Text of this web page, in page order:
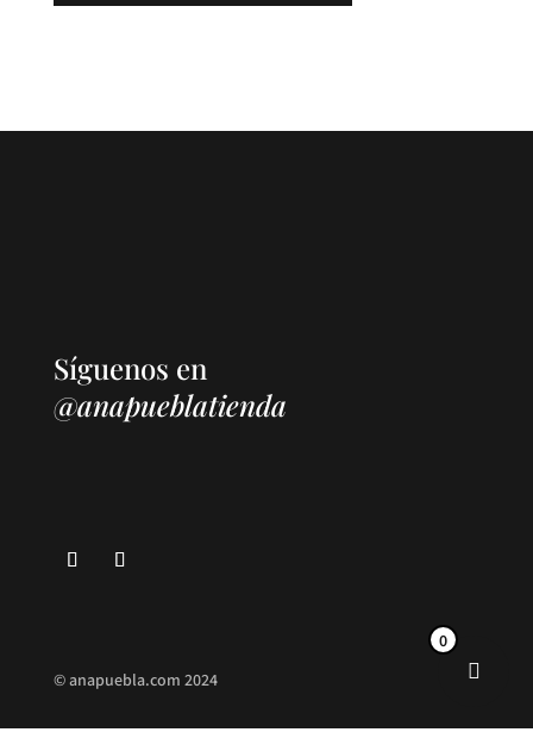
Síguenos en
@anapueblatienda
©anapuebla.com 2024
0